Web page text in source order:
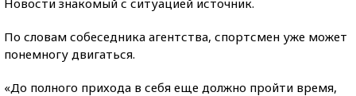
Новости знакомый с ситуацией источник.
По словам собеседника агентства, спортсмен уже может
понемногу двигаться.
«До полного прихода в себя еще должно пройти время,